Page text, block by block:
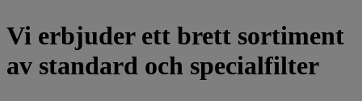
Vi erbjuder ett brett sortiment
av standard och specialfilter